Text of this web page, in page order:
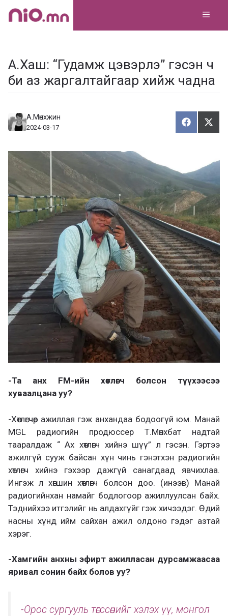
Skip
А.Хаш: “Гудамж цэвэрлэ” гэсэн ч
би аз жаргалтайгаар хийж чадна
А.Мөнхжин
2024-03-17
Х
у
л
ц
а
х
Т
ү
э
-Та анх FM-ийн хөтлөгч болсон түүхээсээ
хуваалцана уу?
-Хөтлөгчөөр ажиллая гэж анхандаа бодоогүй юм. Манай
MGL радиогийн продюссер Т.Мөнхбат надтай
тааралдаж “ Ах хөтлөгч хийнэ шүү” л гэсэн. Гэртээ
ажилгүй сууж байсан хүн чинь гэнэтхэн радиогийн
хөтлөгч хийнэ гэхээр дажгүй санагдаад явчихлаа.
Ингэж л хөгшин хөтлөгч болсон доо. (инээв) Манай
радиогийнхан намайг бодлогоор ажиллуулсан байх.
Тэднийхээ итгэлийг нь алдахгүйг гэж хичээдэг. Өдий
насны хүнд ийм сайхан ажил олдоно гэдэг азтай
хэрэг.
-Хамгийн анхны эфирт ажилласан дурсамжаасаа
яривал сонин байх болов уу?
-Орос сургууль төгссөнийг хэлэх үү, монгол